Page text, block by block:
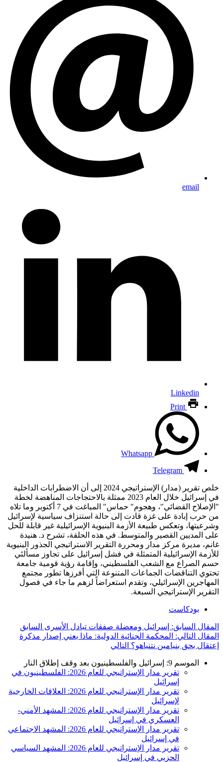
email
Linkedin
Print
Whatsapp
Telegram
خلص تقرير (مدار) الإستراتيجي 2024 إلى أن الاضطرابات الداخلية
في إسرائيل خلال العام 2023 ممثلة بالاحتجاجات المناهضة لخطة
"الإصلاح القضائي"، وهجوم" حماس" المباغت في 7 أكتوبر وما تلاه
من حرب إبادة على غزة قادت إلى حالة استنزاف سياسية لإسرائيل
وشرعيتها، وتعكس طبيعة الأزمة البنيوية الإسرائيلية غير قابلة للحل
على المديين القصير والمتوسط. في هذه الحلقة، تشرح د. هنيدة
غانم، مديرة مركز مدار ومحررة التقرير الاستراتيجي الجذور البنيوية
للأزمة الإسرائيلية المتمثلة في فشل إسرائيل على تجاوز مسألتَي
حسم الصراع مع الشعب الفلسطيني، وإقامة رؤية قومية جامعة
تحتوي التناقضات الجماعات المتنوعة التي أفرزها تطور مجتمع
المهاجرين الإسرائيلي، وتقدم استعراضاً لزهم ما جاء في فصول
التقرير الإستراتيجي السبعة.
بودكاست
المقال السابق: إسرائيل ومعضلة صفقات تبادل الأسرى السابق
المقال التالي: المحكمة الجنائية الدولية: ماذا يعني إصدار مذكرة
إعتقال بحق بنيامين نتنياهو؟ التالي
الموسم 9: إسرائيل والفلسطينيون بعد وقف إطلاق النار
تقرير مدار الإستراتيجي للعام 2026: الفلسطينيون في
إسرائيل
تقرير مدار الإستراتيجي للعام 2026: العلاقات الخارجية
لإسرائيل
تقرير مدار الإستراتيجي للعام 2026: المشهد الأمني-
العسكري في إسرائيل
تقرير مدار الإستراتيجي للعام 2026: المشهد الاجتماعي
في إسرائيل
تقرير مدار الإستراتيجي للعام 2026: المشهد السياسي
الحزبي في إسرائيل